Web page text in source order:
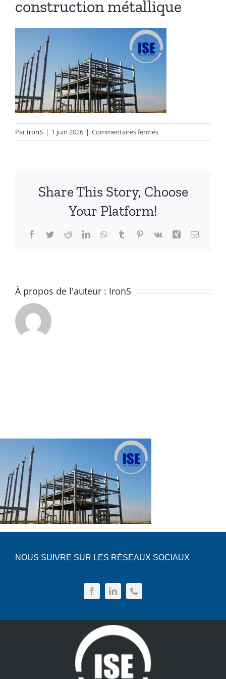
Autres produits
Boulonnerie spéciale
News
Devis
Français
construction métallique
Par IronS | 1 juin 2026 | Commentaires ferméssur
construction
Share This Story, Choose
Your Platform!
Facebook
TwitterRedditLinkedInWhatsApp
TumblrPinterest
Vk Xing Email
À propos de l'auteur : IronS
NOUS SUIVRE SUR LES RÉSEAUX SOCIAUX